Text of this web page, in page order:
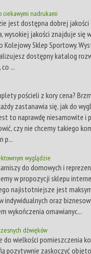
ciekawymi nadrukami
jest dostępna dobrej jakości
wysokiej jakości znajduje się
Sklep Sportowy.
dostępny katalog
...
pościeli z kory cena?
zastanawia się, jak do
to naprawdę niesamowite i
czy nie chcemy takiego
p...
wyglądzie
do domowych i
w propozycji sklepu
najistotniejsze jest
indywidualnych oraz
wykończenia omawianyc...
dźwięków
do wielkości pomieszczenia
pozytywnie zaskoczyć